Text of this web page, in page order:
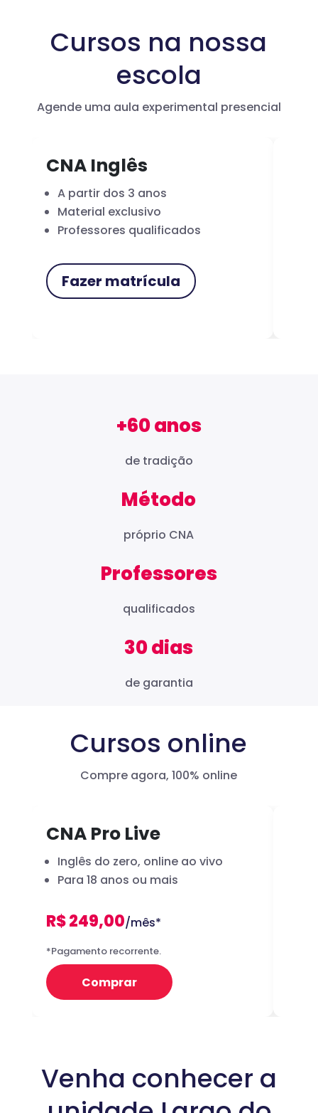
Cursos na nossa
escola
Agende uma aula experimental presencial
CNA Inglês
A partir dos 3 anos
Material exclusivo
Professores qualificados
Fazer matrícula
+60 anos
de tradição
Método
próprio CNA
Professores
qualificados
30 dias
de garantia
Cursos online
Compre agora, 100% online
CNA Pro Live
Inglês do zero, online ao vivo
Para 18 anos ou mais
R$ 249,00/mês*
*Pagamento recorrente.
Comprar
Venha conhecer a